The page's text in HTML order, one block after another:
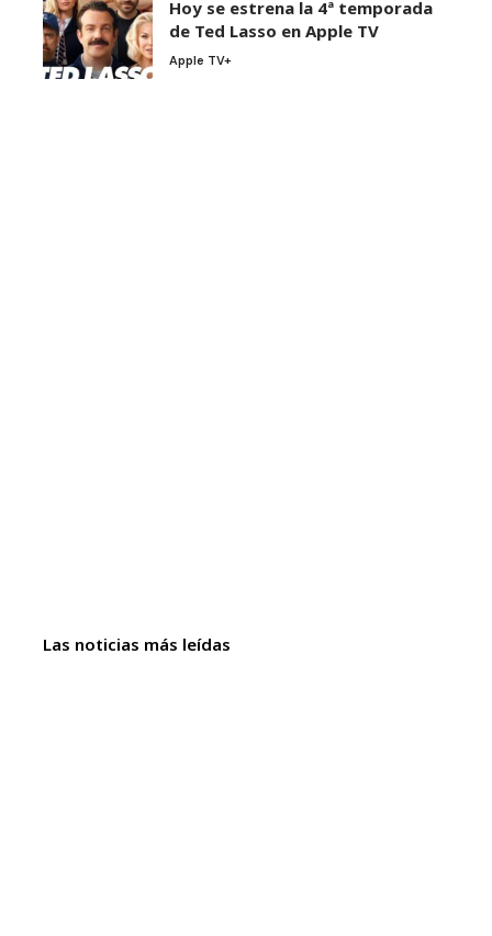
Hoy se estrena la 4ª temporada
de Ted Lasso en Apple TV
Apple TV+
Las noticias más leídas